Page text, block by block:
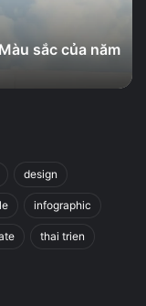
sắc của năm
design
infographic
thai trien